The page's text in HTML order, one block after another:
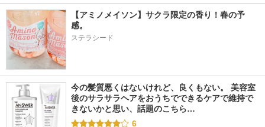
5.4
2953件
プロテクティング
プライマー
ポール ＆ ジョー
サンシェルター マ
VDL（ヴィ・ディー・
エル）
【アミノメイソン】サクラ限定の香り！春の予
感。
ステラシード
今の髪質悪くはないけれど、良くもない。 美容室
後のサラサラヘアをおうちでできるケアで維持で
きないかと思い、話題のこちら…
6